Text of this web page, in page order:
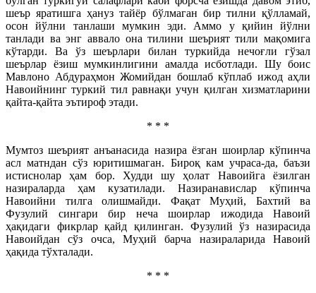
шеър яратишга ҳануз тайёр бўлмаган бир тилни қўлламай,
осон йўлни танлаши мумкин эди. Аммо у қийин йўлни
танлади ва энг аввало она тилини шеърият тили мақомига
кўтарди. Ва ўз шеърлари билан туркийда нечоғли гўзал
шеърлар ёзиш мумкинлигини амалда исботлади. Шу боис
Мавлоно Абдураҳмон Жомийдан бошлаб кўплаб ижод аҳли
Навоийнинг туркий тил равнақи учун қилган хизматларини
қайта-қайта эътироф этади.
* * *
Мумтоз шеърият анъанасида назира ёзган шоирлар кўпинча
асл матндан сўз юритишмаган. Бироқ кам учраса-да, баъзи
истиснолар ҳам бор. Худди шу ҳолат Навоийга ёзилган
назираларда ҳам кузатилади. Назиранавислар кўпинча
Навоийни тилга олишмайди. Фақат Муҳий, Бахтий ва
Фузулий сингари бир неча шоирлар ижодида Навоий
ҳақидаги фикрлар қайд қилинган. Фузулий ўз назирасида
Навоийдан сўз очса, Муҳий барча назираларида Навоий
ҳақида тўхталади.
* * *